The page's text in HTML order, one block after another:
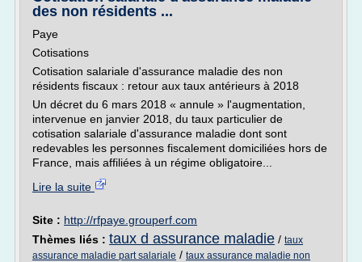
des non résidents ...
Paye
Cotisations
Cotisation salariale d'assurance maladie des non
résidents fiscaux : retour aux taux antérieurs à 2018
Un décret du 6 mars 2018 « annule » l'augmentation,
intervenue en janvier 2018, du taux particulier de
cotisation salariale d'assurance maladie dont sont
redevables les personnes fiscalement domiciliées hors de
France, mais affiliées à un régime obligatoire...
Lire la suite
Site : http://rfpaye.grouperf.com
Thèmes liés : taux d assurance maladie / taux
assurance maladie part salariale / taux assurance maladie non